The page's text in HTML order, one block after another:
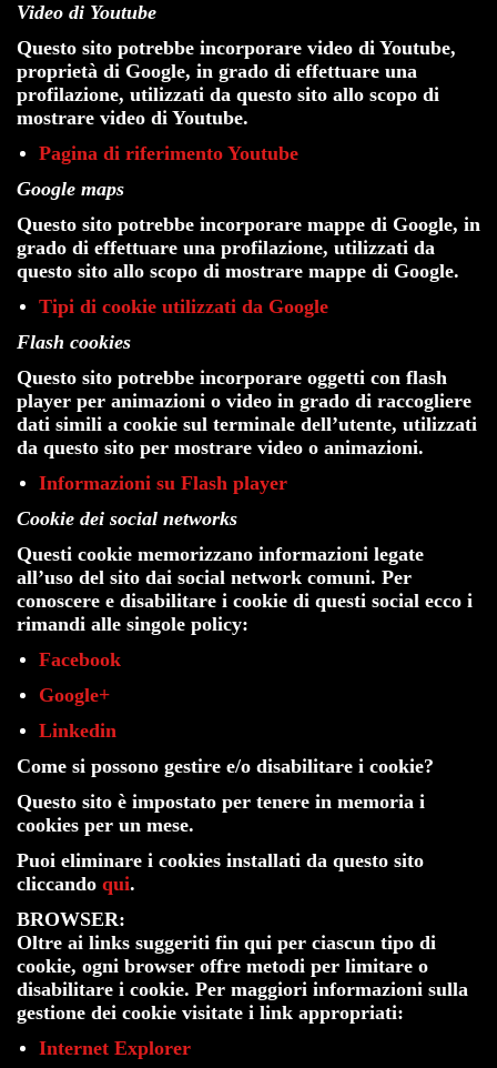
Video di Youtube
Questo sito potrebbe incorporare video di Youtube,
proprietà di Google, in grado di effettuare una
profilazione, utilizzati da questo sito allo scopo di
mostrare video di Youtube.
Pagina di riferimento Youtube
Google maps
Questo sito potrebbe incorporare mappe di Google, in
grado di effettuare una profilazione, utilizzati da
questo sito allo scopo di mostrare mappe di Google.
Tipi di cookie utilizzati da Google
Flash cookies
Questo sito potrebbe incorporare oggetti con flash
player per animazioni o video in grado di raccogliere
dati simili a cookie sul terminale dell’utente, utilizzati
da questo sito per mostrare video o animazioni.
Informazioni su Flash player
Cookie dei social networks
Questi cookie memorizzano informazioni legate
all’uso del sito dai social network comuni. Per
conoscere e disabilitare i cookie di questi social ecco i
rimandi alle singole policy:
Facebook
Google+
Linkedin
Come si possono gestire e/o disabilitare i cookie?
Questo sito è impostato per tenere in memoria i
cookies per un mese.
Puoi eliminare i cookies installati da questo sito
cliccando qui.
BROWSER:
Oltre ai links suggeriti fin qui per ciascun tipo di
cookie, ogni browser offre metodi per limitare o
disabilitare i cookie. Per maggiori informazioni sulla
gestione dei cookie visitate i link appropriati:
Internet Explorer